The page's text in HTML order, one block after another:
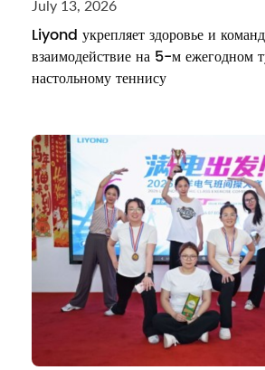
July 13, 2026
Liyond укрепляет здоровье и
взаимодействие на 5-м ежегодном
настольному теннису